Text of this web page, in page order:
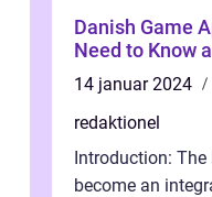
Danish Game
Need to Know
14 januar 2024
redaktionel
Introduction:
become an